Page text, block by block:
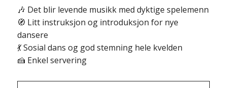
🎶 Det blir levende musikk med dyktige spelemenn
🧭 Litt instruksjon og introduksjon for nye
dansere
💃 Sosial dans og god stemning hele kvelden
🍰 Enkel servering